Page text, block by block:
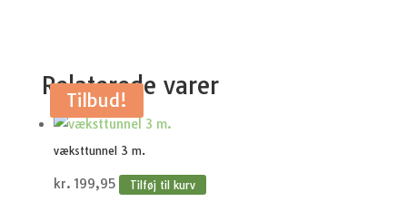
Relaterede varer
væksttunnel 3 m.
kr. 199,95 Tilføj til kurv
Tilbud!